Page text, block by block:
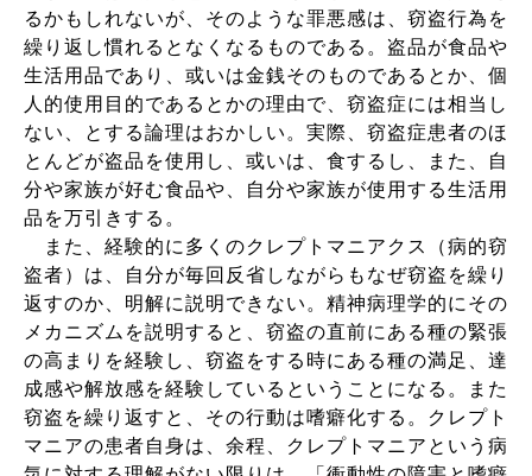
るかもしれないが、そのような罪悪感は、窃盗行為を
繰り返し慣れるとなくなるものである。盗品が食品や
生活用品であり、或いは金銭そのものであるとか、個
人的使用目的であるとかの理由で、窃盗症には相当し
ない、とする論理はおかしい。実際、窃盗症患者のほ
とんどが盗品を使用し、或いは、食するし、また、自
分や家族が好む食品や、自分や家族が使用する生活用
品を万引きする。
また、経験的に多くのクレプトマニアクス（病的窃
盗者）は、自分が毎回反省しながらもなぜ窃盗を繰り
返すのか、明解に説明できない。精神病理学的にその
メカニズムを説明すると、窃盗の直前にある種の緊張
の高まりを経験し、窃盗をする時にある種の満足、達
成感や解放感を経験しているということになる。また
窃盗を繰り返すと、その行動は嗜癖化する。クレプト
マニアの患者自身は、余程、クレプトマニアという病